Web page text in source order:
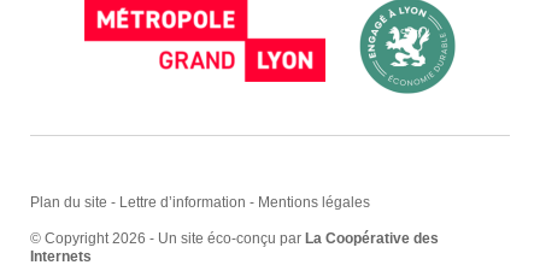
© Copyright 2026 - Un site éco-conçu par La Coopérative des
Internets
Plan du site - Lettre d’information - Mentions légales